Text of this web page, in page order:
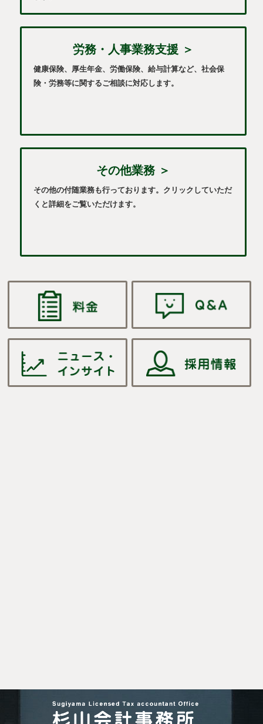
労務・人事業務支援 ＞
健康保険、厚生年金、労働保険、給与計算など、社会保
険・労務等に関するご相談に対応します。
その他業務 ＞
その他の付随業務も行っております。クリックしていただ
くと詳細をご覧いただけます。